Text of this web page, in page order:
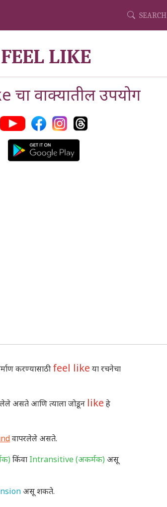
SEARCH
FEEL LIKE
चा वाक्यातील उपयोग
करण्यासाठीfeel like या रचनेचा
असते आणि त्याला जोडून like हे
वापरलेले असते.
किंवा Intransitive (अकर्मक) असू
असू शकते.